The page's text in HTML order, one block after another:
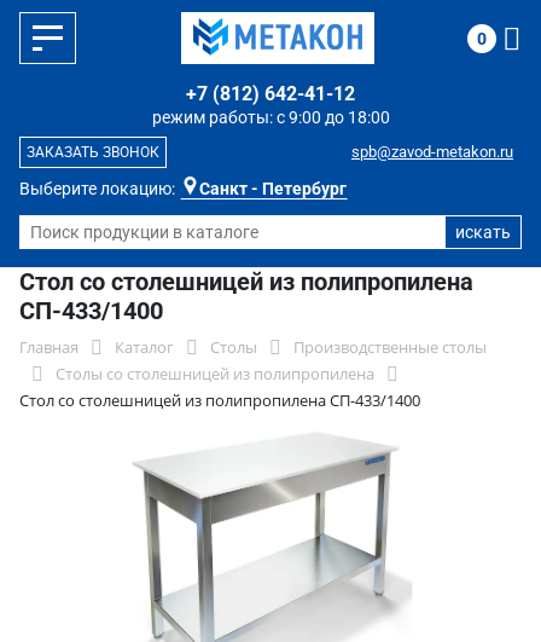
Выберите локацию: Санкт - Петербург
режим работы: с 9:00 до 18:00
+7 (812) 642-41-12
spb@zavod-metakon.ru
ЗАКАЗАТЬ ЗВОНОК
0
Стол со столешницей из полипропилена
СП-433/1400
Главная Каталог Столы
Производственные столы
Столы со столешницей из полипропилена
Стол со столешницей из полипропилена СП-433/1400